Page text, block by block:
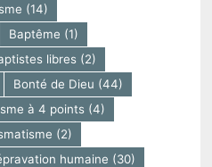
(14)
Baptême (1)
libres(2)
Bonté de Dieu (44)
à 4 points(4)
(2)
humaine (30)